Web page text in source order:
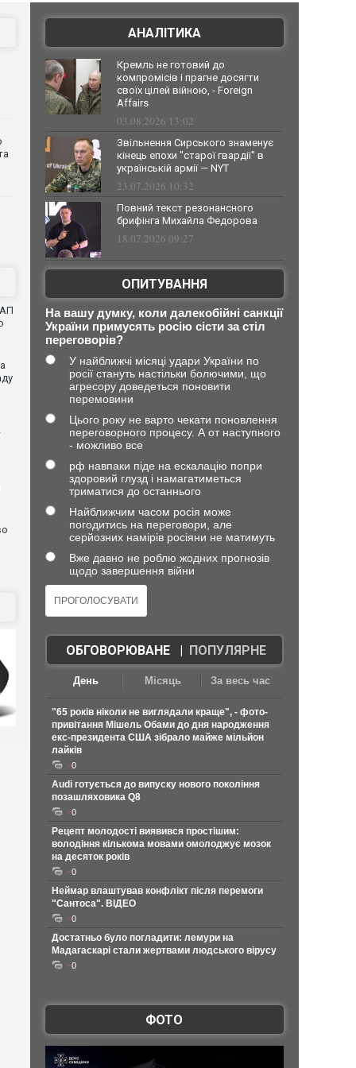
АНАЛІТИКА
Кремль не готовий до
компромісів і прагне досягти
своїх цілей війною, - Foreign
Affairs
03.08.2026 13:02
Звільнення Сирського знаменує
кінець епохи "старої гвардії" в
українській армії — NYT
23.07.2026 10:32
Повний текст резонансного
брифінга Михайла Федорова
18.07.2026 09:27
ОПИТУВАННЯ
На вашу думку, коли далекобійні санкції
України примусять росію сісти за стіл
переговорів?
У найближчі місяці удари України по
росії стануть настільки болючими, що
агресору доведеться поновити
перемовини
Цього року не варто чекати поновлення
переговорного процесу. А от наступного
- можливо все
рф навпаки піде на ескалацію попри
здоровий глузд і намагатиметься
триматися до останнього
Найближчим часом росія може
погодитись на переговори, але
серйозних намірів росіяни не матимуть
Вже давно не роблю жодних прогнозів
щодо завершення війни
ОБГОВОРЮВАНЕ| ПОПУЛЯРНЕ
День Місяць За весь час
"65 років ніколи не виглядали краще", - фото-
привітання Мішель Обами до дня народження
екс-президента США зібрало майже мільйон
лайків
0
Audi готується до випуску нового покоління
позашляховика Q8
0
Рецепт молодості виявився простішим:
володіння кількома мовами омолоджує мозок
на десяток років
0
Неймар влаштував конфлікт після перемоги
"Сантоса". ВІДЕО
0
Достатньо було погладити: лемури на
Мадагаскарі стали жертвами людського вірусу
0
ФОТО